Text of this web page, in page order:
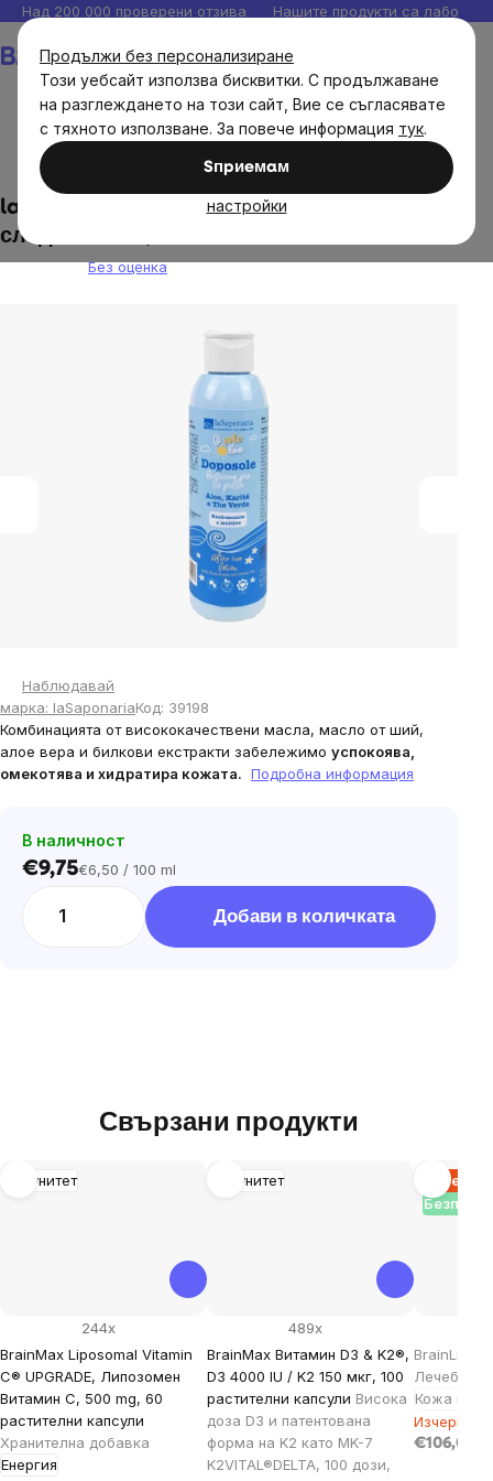
Продължи без персонализиране
Този уебсайт използва бисквитки. С продължаване
на разглеждането на този сайт, Вие се съгласявате
с тяхното използване. За повече информация тук.
Sпpиeмaм
настройки
Прескочи
към
съдържанието
Над 200 000 проверени отзива Нашите продукти са
Естествена козметика
laSaponarie - Успокояващ лосион за тяло
след тен БИО, 150 мл
Без оценка
Наблюдавай
марка: laSaponariaКод: 39198
Комбинацията от висококачествени масла, масло от ший,
алое вера и билкови екстракти забележимо успокоява,
омекотява и хидратира кожата. Подробна информация
В наличност
€9,75Цена
€6,50 / 100 ml
Добави в количката
Свързани продукти
Имунитет
BrainMax Liposomal Vitamin
C® UPGRADE, Липозомен
Витамин C, 500 mg, 60
растителни капсули
Хранителна добавка
Енергия
244x
Имунитет
BrainMax Витамин D3 & K2®,
D3 4000 IU / K2 150 мкг, 100
растителни капсули Висока
доза D3 и патентована
форма на K2 като MK-7
K2VITAL®DELTA, 100 дози,
489x
BrainLight
Лечебна
Кожа и
Изчерпан
€106,06